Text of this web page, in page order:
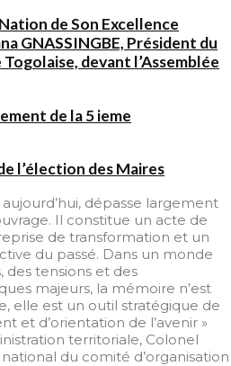
de Son Excellence
GNASSINGBE, Président du
devant l’Assemblée
de la 5 ieme
l’élection des Maires
aujourd’hui, dépasse largement
Il constitue un acte de
de transformation et un
du passé. Dans un monde
des tensions et des
majeurs, la mémoire n’est
elle est un outil stratégique de
et d’orientation de l’avenir »
territoriale, Colonel
du comité d’organisation